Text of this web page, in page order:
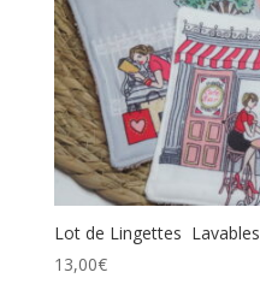
Lot de Lingettes Lavables
13,00€